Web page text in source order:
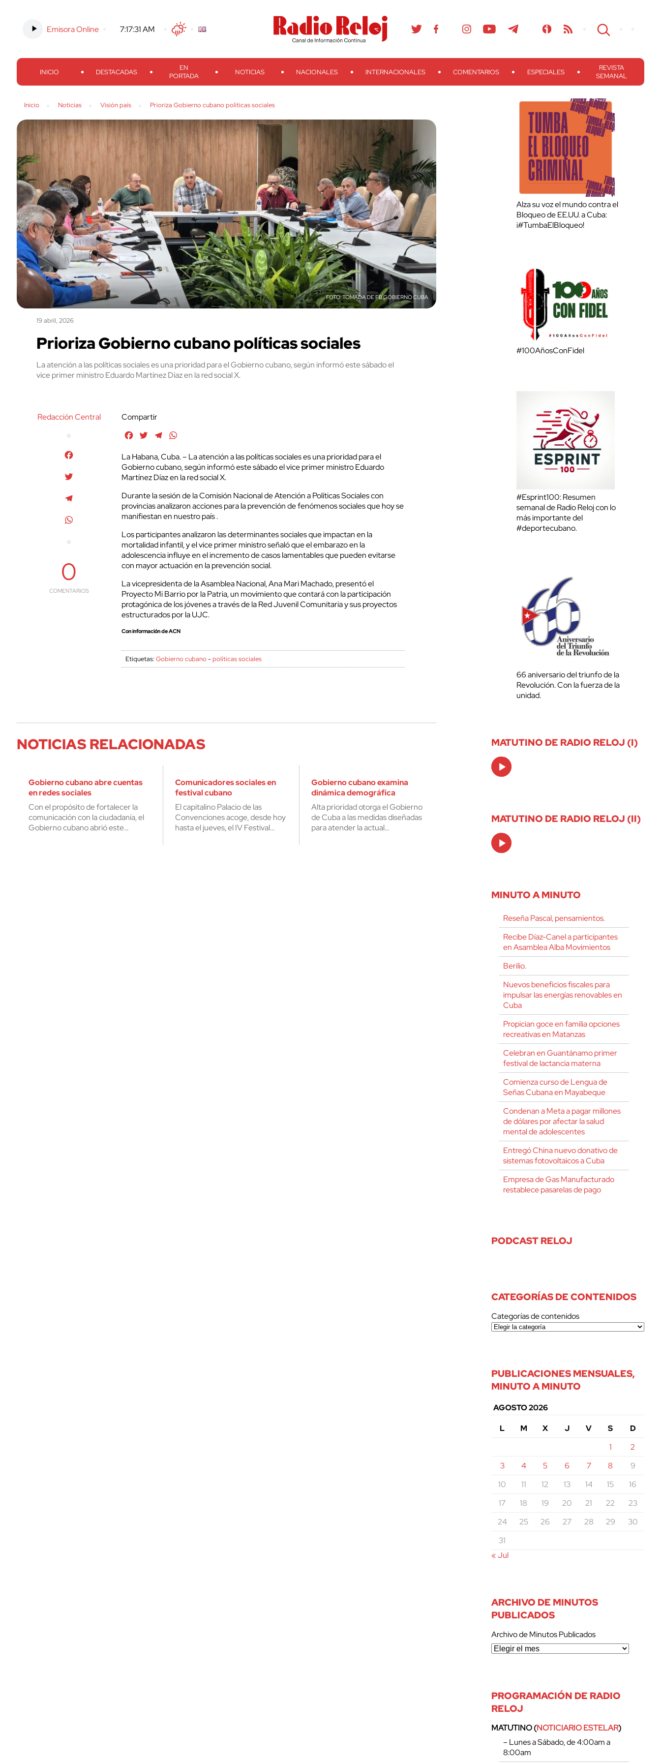
Emisora Online 7:17:32 AM TwitterFacebook
Threads
Instagram TelegramTeveo Ivoox RSS Search
INICIO DESTACADAS
EN
PORTADA
NOTICIAS NACIONALES INTERNACIONALES COMENTARIOS ESPECIALES
REVISTA
SEMANAL
Inicio Noticias Visión país Prioriza Gobierno cubano políticas sociales
TOMADA DE FB GOBIERNO CUBA
19 abril, 2026
Prioriza Gobierno cubano políticas sociales
La atención a las políticas sociales es una prioridad para el Gobierno cubano, según informó este sábado el
vice primer ministro Eduardo Martínez Díaz en la red social X.
Redacción Central
0
COMENTARIOS
Compartir
FacebookTwitterTelegram
La Habana, Cuba. – La atención a las políticas sociales es una prioridad para el
Gobierno cubano, según informó este sábado el vice primer ministro Eduardo
Martínez Díaz en la red social X.
Durante la sesión de la Comisión Nacional de Atención a Políticas Sociales con
provincias analizaron acciones para la prevención de fenómenos sociales que hoy se
manifiestan en nuestro país .
Los participantes analizaron las determinantes sociales que impactan en la
mortalidad infantil, y el vice primer ministro señaló que el embarazo en la
adolescencia influye en el incremento de casos lamentables que pueden evitarse
con mayor actuación en la prevención social.
La vicepresidenta de la Asamblea Nacional, Ana Mari Machado, presentó el
Proyecto Mi Barrio por la Patria, un movimiento que contará con la participación
protagónica de los jóvenes a través de la Red Juvenil Comunitaria y sus proyectos
estructurados por la UJC.
Con información de ACN
Etiquetas:Gobierno cubano -políticas sociales
NOTICIAS RELACIONADAS
Gobierno cubano abre cuentas
en redes sociales
Con el propósito de fortalecer la
comunicación con la ciudadanía, el
Gobierno cubano abrió este…
Comunicadores sociales en
festival cubano
El capitalino Palacio de las
Convenciones acoge, desde hoy
hasta el jueves, el IV Festival…
Gobierno cubano examina
dinámica demográfica
Alta prioridad otorga el Gobierno
de Cuba a las medidas diseñadas
para atender la actual…
Alza su voz el mundo contra el
Bloqueo de EE.UU. a Cuba:
¡#TumbaElBloqueo!
#100AñosConFidel
#Esprint100: Resumen
semanal de Radio Reloj con lo
más importante del
#deportecubano.
66 aniversario del triunfo de la
Revolución. Con la fuerza de la
unidad.
MATUTINO DE RADIO RELOJ (I)
Audio
Player
MATUTINO DE RADIO RELOJ (II)
Audio
Player
MINUTO A MINUTO
Reseña Pascal, pensamientos.
Recibe Díaz-Canel a participantes
en Asamblea Alba Movimientos
Berilio.
Nuevos beneficios fiscales para
impulsar las energías renovables en
Cuba
Propician goce en familia opciones
recreativas en Matanzas
Celebran en Guantánamo primer
festival de lactancia materna
Comienza curso de Lengua de
Señas Cubana en Mayabeque
Condenan a Meta a pagar millones
de dólares por afectar la salud
mental de adolescentes
Entregó China nuevo donativo de
sistemas fotovoltaicos a Cuba
Empresa de Gas Manufacturado
restablece pasarelas de pago
PODCAST RELOJ
CATEGORÍAS DE CONTENIDOS
Categorías de contenidos
PUBLICACIONES MENSUALES,
MINUTO A MINUTO
AGOSTO 2026
L
M X J V S
D
1
2
3
4 5 6 7 8
9
10
11 12 13 14 15
16
17
18 19 20 21 22
23
24
25 26 27 28 29
30
31
« Jul
ARCHIVO DE MINUTOS
PUBLICADOS
Archivo de Minutos Publicados
PROGRAMACIÓN DE RADIO
RELOJ
MATUTINO (NOTICIARIO ESTELAR)
– Lunes a Sábado, de 4:00am a
8:00am